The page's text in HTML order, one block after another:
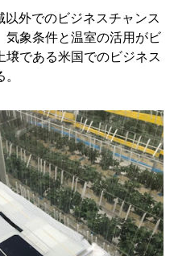
外でのビジネスチャンス
気象条件と温室の活用がビ
壌である米国でのビジネス